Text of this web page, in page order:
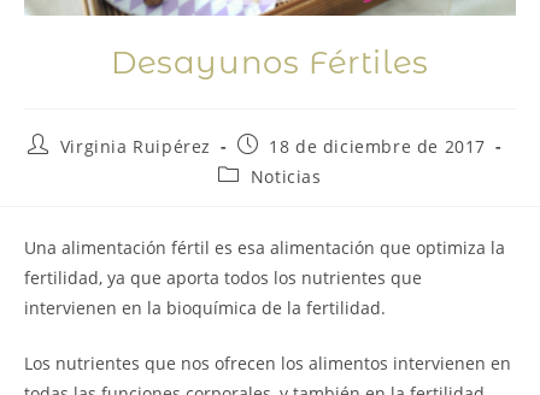
Desayunos Fértiles
Virginia Ruipérez
18 de diciembre de 2017
Noticias
Una alimentación fértil es esa alimentación que optimiza la
fertilidad, ya que aporta todos los nutrientes que
intervienen en la bioquímica de la fertilidad.
Los nutrientes que nos ofrecen los alimentos intervienen en